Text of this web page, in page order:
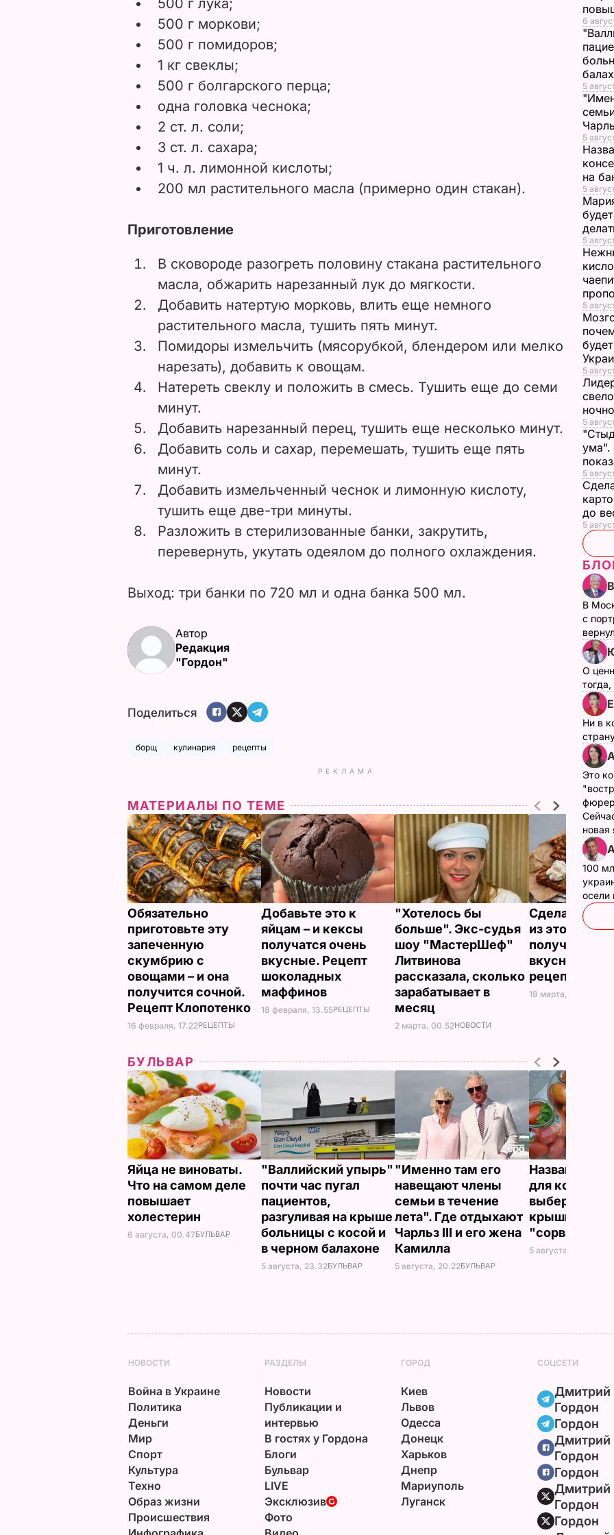
500 г моркови;
500 г помидоров;
1 кг свеклы;
500 г болгарского перца;
одна головка чеснока;
2 ст. л. соли;
3 ст. л. сахара;
1 ч. л. лимонной кислоты;
200 мл растительного масла (примерно один стакан).
Приготовление
В сковороде разогреть половину стакана растительного
масла, обжарить нарезанный лук до мягкости.
Добавить натертую морковь, влить еще немного
растительного масла, тушить пять минут.
Помидоры измельчить (мясорубкой, блендером или мелко
нарезать), добавить к овощам.
Натереть свеклу и положить в смесь. Тушить еще до семи
минут.
Добавить нарезанный перец, тушить еще несколько минут.
Добавить соль и сахар, перемешать, тушить еще пять
минут.
Добавить измельченный чеснок и лимонную кислоту,
тушить еще две-три минуты.
Разложить в стерилизованные банки, закрутить,
перевернуть, укутать одеялом до полного охлаждения.
Выход: три банки по 720 мл и одна банка 500 мл.
Автор
Редакция
"Гордон"
Поделиться
борщ кулинария рецепты
РЕКЛАМА
МАТЕРИАЛЫ ПО ТЕМЕ
Обязательно
приготовьте эту
запеченную
скумбрию с
овощами – и она
получится сочной.
Рецепт Клопотенко
16 февраля, 17.22РЕЦЕПТЫ
Добавьте это к
яйцам – и кексы
получатся очень
вкусные. Рецепт
шоколадных
маффинов
18 февраля, 13.55РЕЦЕПТЫ
"Хотелось бы
больше". Экс-судья
шоу "МастерШеф"
Литвинова
рассказала, сколько
зарабатывает в
месяц
2 марта, 00.52НОВОСТИ
Сделайте
из этого – и
получится
вкусным.
рецепт
18 марта, 01.18
БУЛЬВАР
Яйца не виноваты.
Что на самом деле
повышает
холестерин
6 августа, 00.47БУЛЬВАР
"Валлийский упырь"
почти час пугал
пациентов,
разгуливая на крыше
больницы с косой и
в черном балахоне
5 августа, 23.32БУЛЬВАР
"Именно там его
навещают члены
семьи в течение
лета". Где отдыхают
Чарльз III и его жена
Камилла
5 августа, 20.22БУЛЬВАР
Названа
для
выберите ее –
крышки на
"сорвет"
5 августа, 19.34
6
5
5
на
5
5
5
5
5
ума".
5
до
5
В
с
О
Ни в
Это
новая
100
осели
НОВОСТИ
Война в Украине
Политика
Деньги
Мир
Спорт
Культура
Техно
Образ жизни
Происшествия
РАЗДЕЛЫ
Новости
Публикации и
интервью
В гостях у Гордона
Блоги
Бульвар
LIVE
Эксклюзив
Фото
ГОРОД
Киев
Львов
Одесса
Донецк
Харьков
Днепр
Мариуполь
Луганск
СОЦСЕТИ
Дмитрий
Гордон
Гордон
Дмитрий
Гордон
Гордон
Дмитрий
Гордон
Гордон